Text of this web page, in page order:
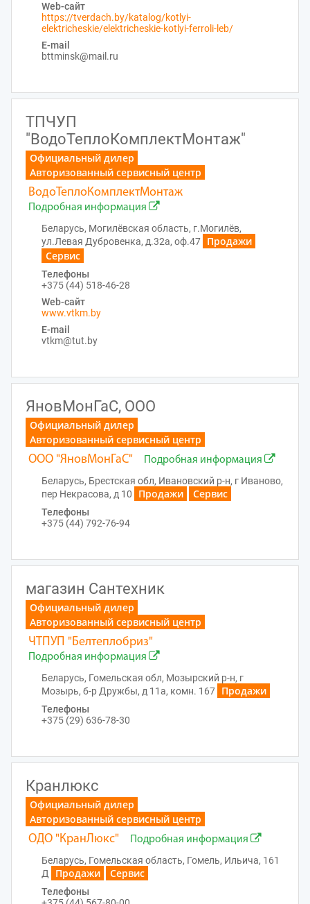
Web-сайт
https://tverdach.by/katalog/kotlyi-
elektricheskie/elektricheskie-kotlyi-ferroli-leb/
E-mail
bttminsk@mail.ru
ТПЧУП
"ВодоТеплоКомплектМонтаж"
Официальный дилер
Авторизованный сервисный центр
ВодоТеплоКомплектМонтаж
Подробная информация
Беларусь, Могилёвская область, г.Могилёв,
ул.Левая Дубровенка, д.32а, оф.47
Продажи
Сервис
Телефоны
+375 (44) 518-46-28
Web-сайт
www.vtkm.by
E-mail
vtkm@tut.by
ЯновМонГаС, ООО
Официальный дилер
Авторизованный сервисный центр
ООО "ЯновМонГаС"
Подробная информация
Беларусь, Брестская обл, Ивановский р-н, г Иваново,
пер Некрасова, д 10
Продажи Сервис
Телефоны
+375 (44) 792-76-94
магазин Сантехник
Официальный дилер
Авторизованный сервисный центр
ЧТПУП "Белтеплобриз"
Подробная информация
Беларусь, Гомельская обл, Мозырский р-н, г
Мозырь, б-р Дружбы, д 11а, комн. 167
Продажи
Телефоны
+375 (29) 636-78-30
Кранлюкс
Официальный дилер
Авторизованный сервисный центр
ОДО "КранЛюкс"
Подробная информация
Беларусь, Гомельская область, Гомель, Ильича, 161
Д
Продажи Сервис
Телефоны